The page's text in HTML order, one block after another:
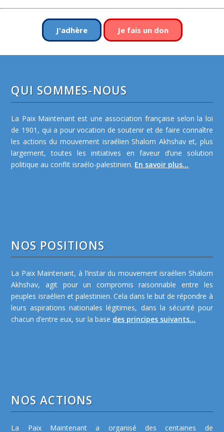
J'adhère Je fais un don
QUI SOMMES-NOUS
La Paix Maintenant est une association française selon la loi
de 1901, qui a pour vocation de soutenir et de faire connaître
les actions du mouvement israélien Shalom Akhshav et, plus
largement, toutes les initiatives en faveur d’une solution
politique au conflit israélo-palestinien. En savoir plus...
NOS POSITIONS
La Paix Maintenant, à l’instar du mouvement israélien Shalom
Akhshav, agit pour un compromis raisonnable entre les
peuples israélien et palestinien. Cela dans le but de répondre à
leurs aspirations nationales légitimes, dans la sécurité pour
chacun d’entre eux, sur la base des principes suivants...
NOS ACTIONS
La Paix Maintenant a organisé des centaines de